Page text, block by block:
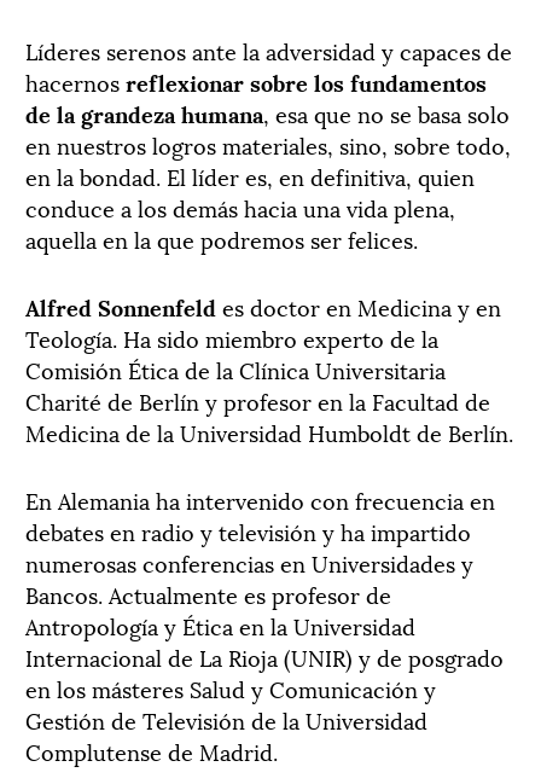
Líderes serenos ante la adversidad y capaces de
hacernosreflexionar sobre los fundamentos
de la grandeza humana, esa que no se basa solo
en nuestros logros materiales, sino, sobre todo,
en la bondad. El líder es, en definitiva, quien
conduce a los demás hacia una vida plena,
aquella en la que podremos ser felices.
Alfred Sonnenfeld es doctor en Medicina y en
Teología. Ha sido miembro experto de la
Comisión Ética de la Clínica Universitaria
Charité de Berlín y profesor en la Facultad de
Medicina de la Universidad Humboldt de Berlín.
En Alemania ha intervenido con frecuencia en
debates en radio y televisión y ha impartido
numerosas conferencias en Universidades y
Bancos. Actualmente es profesor de
Antropología y Ética en la Universidad
Internacional de La Rioja (UNIR) y de posgrado
en los másteres Salud y Comunicación y
Gestión de Televisión de la Universidad
Complutense de Madrid.